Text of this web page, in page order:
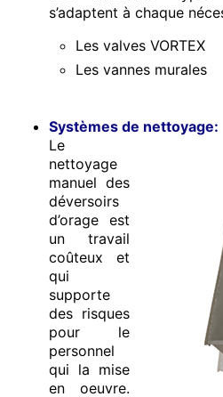
s’adaptent à chaque
Les valves VORTEX
Les vannes murales
Systèmes de nettoyage:
Le
nettoyage
manuel des
déversoirs
d’orage est
un travail
coûteux et
qui
supporte
des risques
pour le
personnel
qui la mise
en oeuvre.